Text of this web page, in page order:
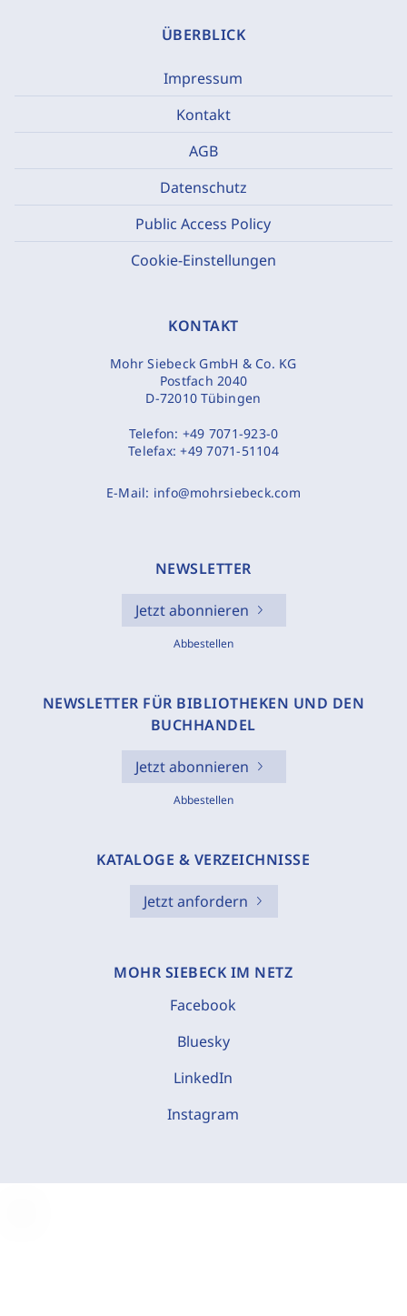
ÜBERBLICK
Impressum
Kontakt
AGB
Datenschutz
Public Access Policy
Cookie-Einstellungen
KONTAKT
Mohr Siebeck GmbH & Co. KG
Postfach 2040
D-72010 Tübingen
Telefon: +49 7071-923-0
Telefax:+49 7071-51104
E-Mail: info@mohrsiebeck.com
NEWSLETTER
Jetzt abonnieren
Abbestellen
NEWSLETTER FÜR BIBLIOTHEKEN UND DEN
BUCHHANDEL
Jetzt abonnieren
Abbestellen
KATALOGE & VERZEICHNISSE
Jetzt anfordern
MOHR SIEBECK IM NETZ
Facebook
Bluesky
LinkedIn
Instagram